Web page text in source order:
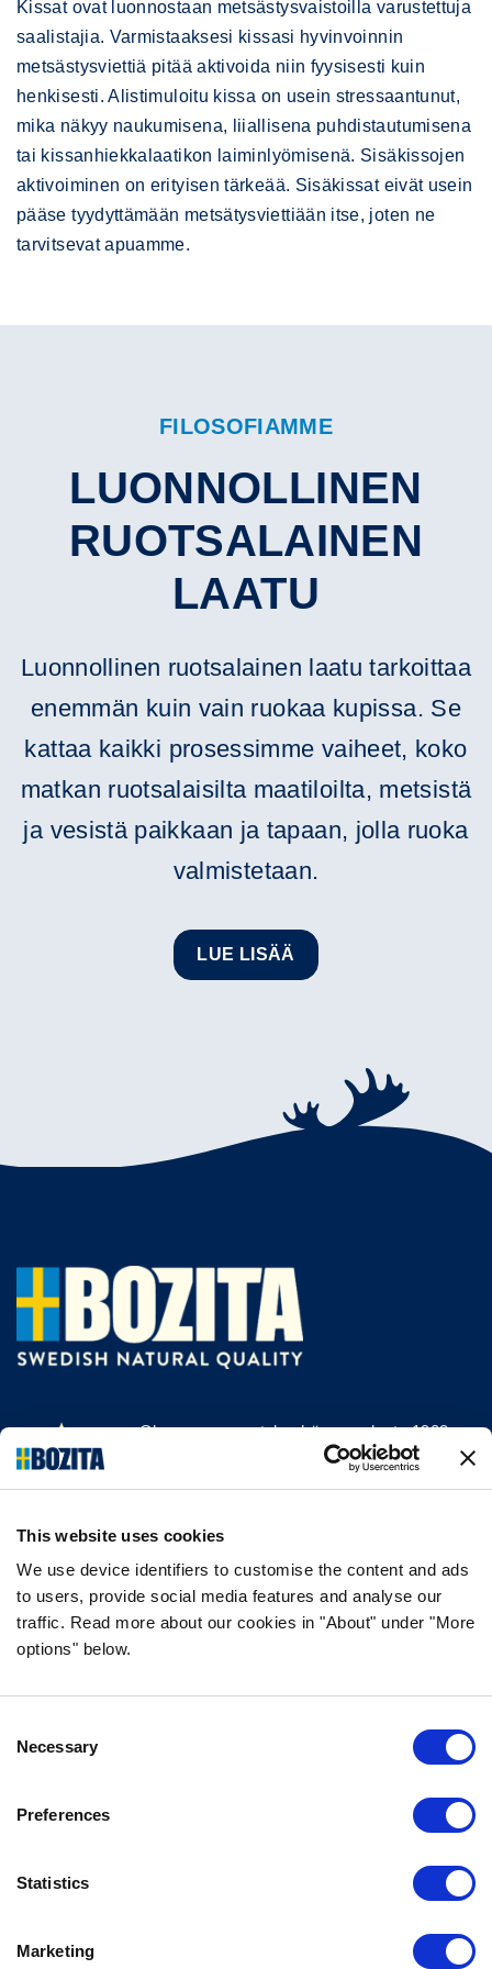
This website uses cookies
We use device identifiers to customise the content and ads
to users, provide social media features and analyse our
traffic. Read more about our cookies in "About" under "More
options" below.
Selection
Necessary
Preferences
Statistics
Marketing
Kissat ovat luonnostaan metsästysvaistoilla varustettuja
saalistajia. Varmistaaksesi kissasi hyvinvoinnin
metsästysviettiä pitää aktivoida niin fyysisesti kuin
henkisesti. Alistimuloitu kissa on usein stressaantunut,
mika näkyy naukumisena, liiallisena puhdistautumisena
tai kissanhiekkalaatikon laiminlyömisenä. Sisäkissojen
aktivoiminen on erityisen tärkeää. Sisäkissat eivät usein
pääse tyydyttämään metsätysviettiään itse, joten ne
tarvitsevat apuamme.
FILOSOFIAMME
LUONNOLLINEN
RUOTSALAINEN
LAATU
Luonnollinen ruotsalainen laatu tarkoittaa
enemmän kuin vain ruokaa kupissa. Se
kattaa kaikki prosessimme vaiheet, koko
matkan ruotsalaisilta maatiloilta, metsistä
ja vesistä paikkaan ja tapaan, jolla ruoka
valmistetaan.
LUE LISÄÄ
Olemme menestyksekäs, vuodesta 1903
saakka kissan- ja koiranruokaa valmistava
yritys Vårgårdasta, Ruotsista. Pidämme
Teemme koiran- ja kissanruokaa
korkealaatuisista ainesosista ja ilman
tarpeettomia lisäaineita.
USEIN KYSYTYT KYSYMYKSET
OTA MEIHIN YHTEYTTÄ